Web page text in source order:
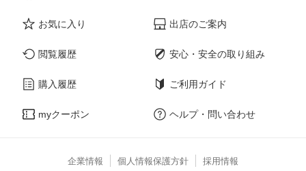
お気に入り
閲覧履歴
購入履歴
myクーポン
出店のご案内
安心・安全の取り組み
ご利用ガイド
ヘルプ・問い合わせ
企業情報 個人情報保護方針 採用情報